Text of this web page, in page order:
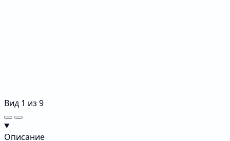
Вид 1 из 9
Описание